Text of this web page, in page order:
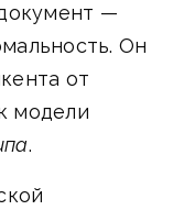
—
Он
от
модели
.